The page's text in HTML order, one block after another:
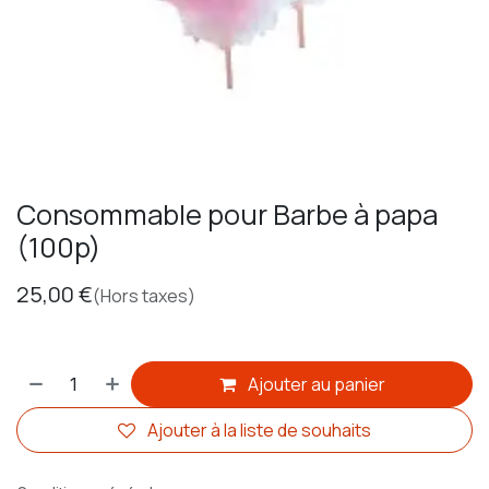
Consommable pour Barbe à papa
(100p)
25,00€(Hors taxes)
Ajouter au panier
Ajouter à la liste de souhaits